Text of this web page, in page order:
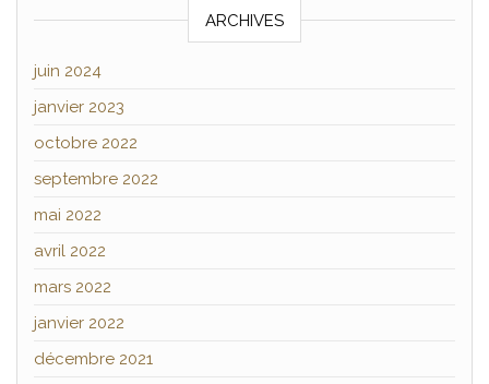
ARCHIVES
juin 2024
janvier 2023
octobre 2022
septembre 2022
mai 2022
avril 2022
mars 2022
janvier 2022
décembre 2021